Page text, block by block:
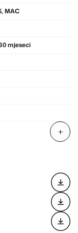
MAC
mjeseci